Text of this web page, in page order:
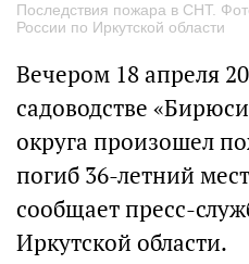
Последствия пожара в СНТ.
России по Иркутской области
Вечером 18 апреля
садоводстве
округа произошел
погиб 36-летний
сообщает пресс-
Иркутской области.